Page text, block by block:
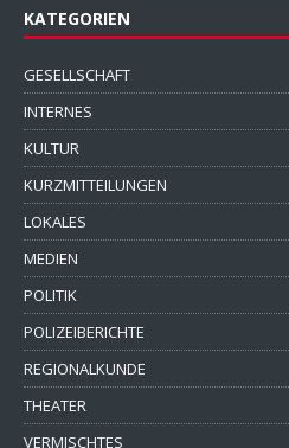
KATEGORIEN
GESELLSCHAFT
INTERNES
KULTUR
KURZMITTEILUNGEN
LOKALES
MEDIEN
POLITIK
POLIZEIBERICHTE
REGIONALKUNDE
THEATER
VERMISCHTES